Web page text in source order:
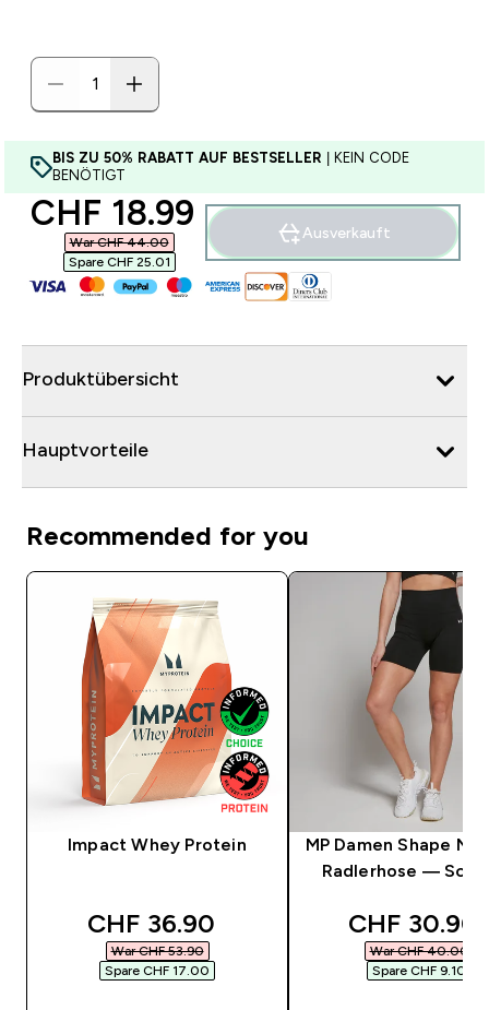
BIS ZU 50% RABATT AUF BESTSELLER | KEIN CODE
BENÖTIGT
discounted price
CHF 18.99‎
War CHF 44.00‎
Spare CHF 25.01‎
Ausverkauft
Produktübersicht
Hauptvorteile
Recommended for you
Impact Whey Protein
discounted price
CHF 36.90‎
War CHF 53.90‎
Spare CHF 17.00‎
MP Damen Shape
Radlerhose —
discounted
CHF 30.90‎
War CHF 40.00‎
Spare CHF 9.10‎